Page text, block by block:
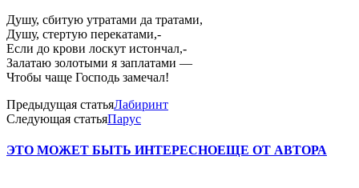
Душу, сбитую утратами да тратами,
Душу, стертую перекатами,-
Если до крови лоскут истончал,-
Залатаю золотыми я заплатами —
Чтобы чаще Господь замечал!
Предыдущая статьяЛабиринт
Следующая статьяПарус
ЭТО МОЖЕТ БЫТЬ ИНТЕРЕСНОЕЩЕ ОТ АВТОРА